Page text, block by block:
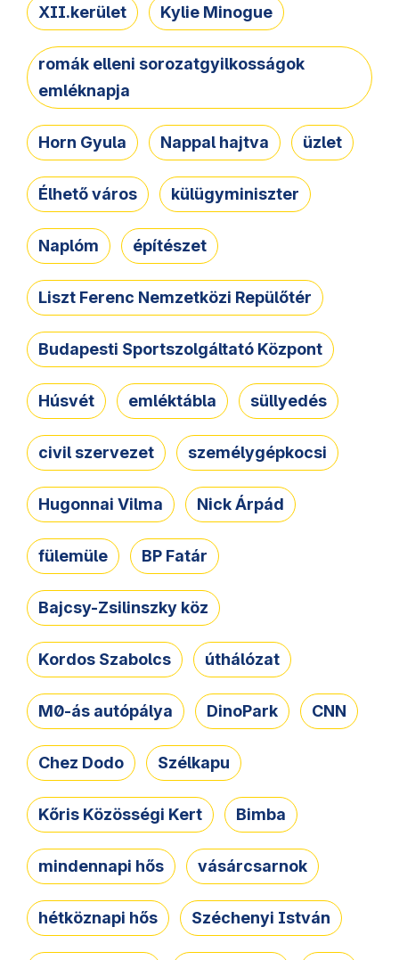
XII.kerület Kylie Minogue
romák elleni sorozatgyilkosságok
emléknapja
Horn Gyula Nappal hajtva üzlet
Élhető város külügyminiszter
Naplóm építészet
Liszt Ferenc Nemzetközi Repülőtér
Budapesti Sportszolgáltató Központ
Húsvét emléktábla süllyedés
civil szervezet személygépkocsi
Hugonnai Vilma Nick Árpád
fülemüle BP Fatár
Bajcsy-Zsilinszky köz
Kordos Szabolcs úthálózat
M0-ás autópálya DinoPark CNN
Chez Dodo Szélkapu
Kőris Közösségi Kert Bimba
mindennapi hős vásárcsarnok
hétköznapi hős Széchenyi István